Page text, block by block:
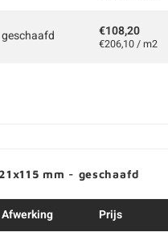
geschaafd €108,20
€206,10 / m2
mm - geschaafd
Afwerking Prijs